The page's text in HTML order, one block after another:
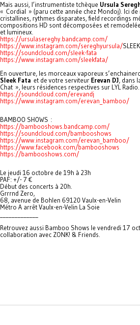
Mais aussi, l’instrumentiste tchèque Ursula
« Cordial » (paru cette année chez Mondoj). Ici
cristallines, rythmes disparates, field recordings
compositions HD sont décomposées et
et lumineux.
https://ursulasereghy.bandcamp.com/
https://www.instagram.com/sereghyursula/
https://soundcloud.com/sleek-fata
https://www.instagram.com/sleekfata/
En ouverture, les morceaux vaporeux
Sleek Fata et de votre serviteur Erevan DJ, dans
Chat », leurs résidences respectives sur LYL Radio.
https://soundcloud.com/erevandj
https://www.instagram.com/erevan_bamboo/
BAMBOO SHOWS :
https://bambooshows.bandcamp.com/
https://soundcloud.com/bambooshows
https://www.instagram.com/erevan_bamboo/
https://www.facebook.com/bambooshows
https://bambooshows.com/
Le jeudi 16 octobre de 19h à 23h
PAF: +/- 7 €
Début des concerts à 20h.
Grrrnd Zero,
68, avenue de Bohlen 69120 Vaulx-en-Velin
Métro A arrêt Vaulx-en-Velin La Soie
Retrouvez aussi Bamboo Shows le vendredi 17
collaboration avec ZONK! & Friends.